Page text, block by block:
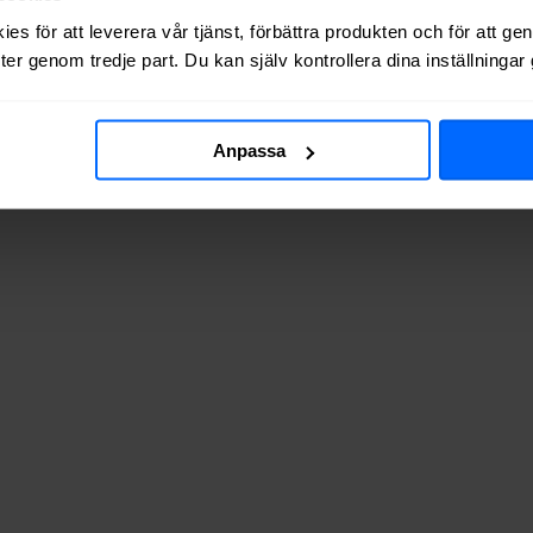
för att leverera vår tjänst, förbättra produkten och för att
genom tredje part. Du kan själv kontrollera dina
Anpassa
kabel-TV (via koaxialkabel) i Ekeby.
adresserna vi testat finns de tillgängliga? Tabellen nedan visar hur